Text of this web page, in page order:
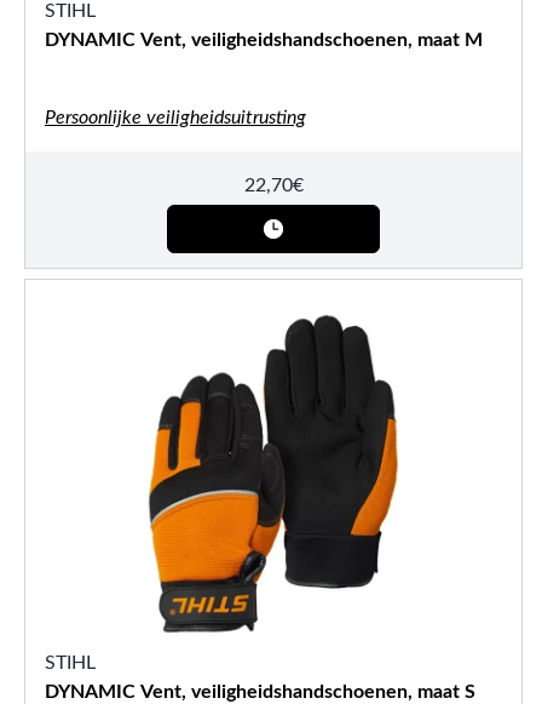
STIHL
DYNAMIC Vent, veiligheidshandschoenen, maat M
Persoonlijke veiligheidsuitrusting
22,70€
STIHL
DYNAMIC Vent, veiligheidshandschoenen, maat S